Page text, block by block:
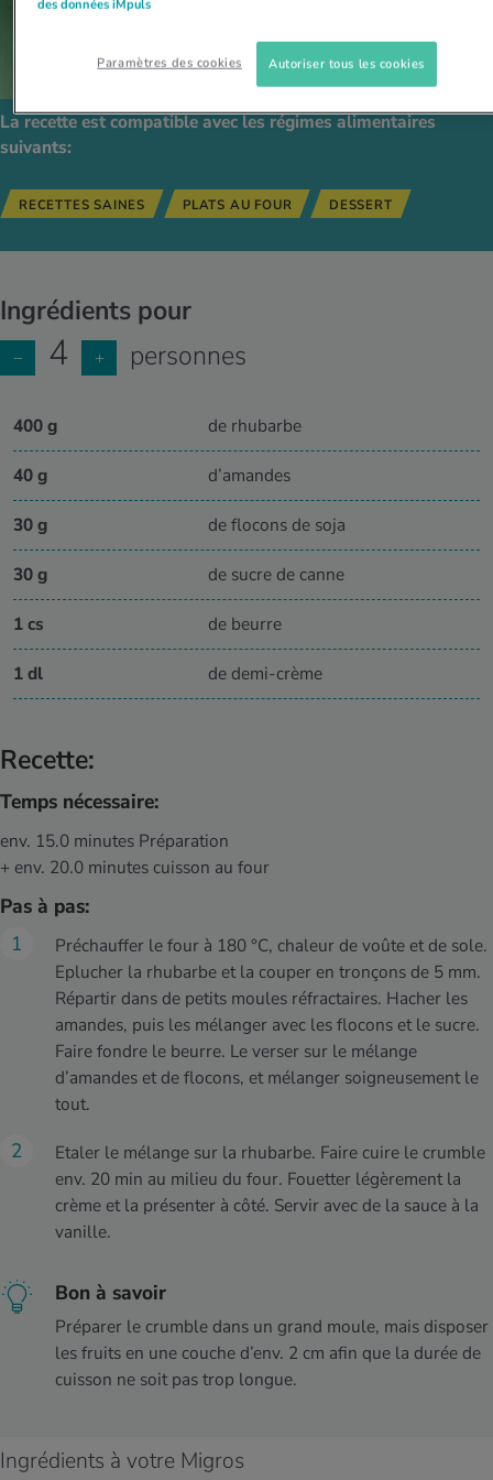
La recette est compatible avec les régimes alimentaires
suivants:
RECETTES SAINES PLATS AU FOUR DESSERT
Ingrédients pour
− 4 + personnes
400 g de rhubarbe
40 g d’amandes
30 g de flocons de soja
30 g de sucre de canne
1 cs de beurre
1 dl de demi-crème
Recette:
Temps nécessaire:
env. 15.0 minutes Préparation
+ env. 20.0 minutes cuisson au four
Pas à pas:
Préchauffer le four à 180 °C, chaleur de voûte et de sole.
Eplucher la rhubarbe et la couper en tronçons de 5 mm.
Répartir dans de petits moules réfractaires. Hacher les
amandes, puis les mélanger avec les flocons et le sucre.
Faire fondre le beurre. Le verser sur le mélange
d’amandes et de flocons, et mélanger soigneusement le
tout.
Etaler le mélange sur la rhubarbe. Faire cuire le crumble
env. 20 min au milieu du four. Fouetter légèrement la
crème et la présenter à côté. Servir avec de la sauce à la
vanille.
Bon à savoir
Préparer le crumble dans un grand moule, mais disposer
les fruits en une couche d’env. 2 cm afin que la durée de
cuisson ne soit pas trop longue.
Ingrédients à votre Migros
des données iMpuls
Paramètres des cookies Autoriser tous les cookies